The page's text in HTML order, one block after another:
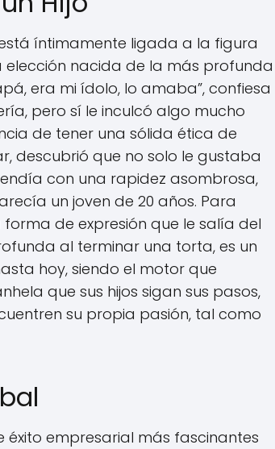
íntimamente ligada a la figura
elección nacida de la más profunda
era mi ídolo, lo amaba”, confiesa
pero sí le inculcó algo mucho
de tener una sólida ética de
descubrió que no solo le gustaba
con una rapidez asombrosa,
un joven de 20 años. Para
forma de expresión que le salía del
al terminar una torta, es un
hoy, siendo el motor que
que sus hijos sigan sus pasos,
su propia pasión, tal como
éxito empresarial más fascinantes